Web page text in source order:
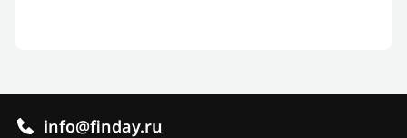
info@finday.ru